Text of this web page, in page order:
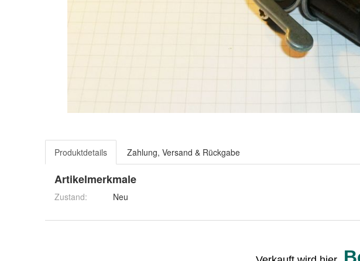
Produktdetails Zahlung, Versand & Rückgabe
Artikelmerkmale
Zustand: Neu